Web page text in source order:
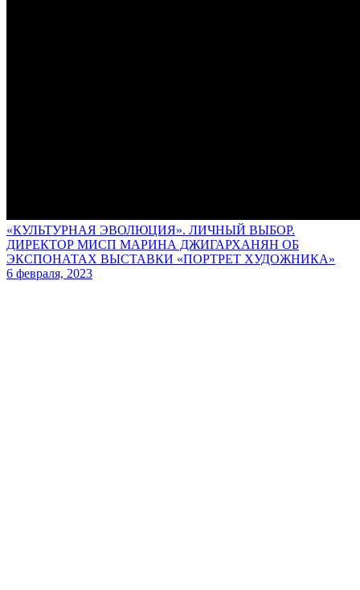
«КУЛЬТУРНАЯ ЭВОЛЮЦИЯ». ЛИЧНЫЙ ВЫБОР.
ДИРЕКТОР МИСП МАРИНА ДЖИГАРХАНЯН ОБ
ЭКСПОНАТАХ ВЫСТАВКИ «ПОРТРЕТ ХУДОЖНИКА»
6 февраля, 2023